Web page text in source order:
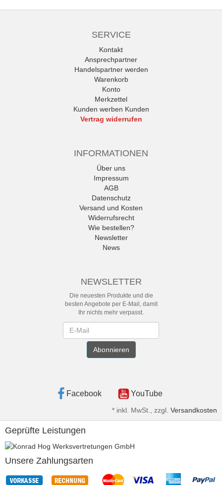
SERVICE
Kontakt
Ansprechpartner
Handelspartner werden
Warenkorb
Konto
Merkzettel
Kunden werben Kunden
Vertrag widerrufen
INFORMATIONEN
Über uns
Impressum
AGB
Datenschutz
Versand und Kosten
Widerrufsrecht
Wie bestellen?
Newsletter
News
NEWSLETTER
Die neuesten Produkte und die
besten Angebote per E-Mail, damit
Ihr nichts mehr verpasst.
Abonnieren
Facebook YouTube
* inkl. MwSt., zzgl. Versandkosten
Geprüfte Leistungen
Unsere Zahlungsarten